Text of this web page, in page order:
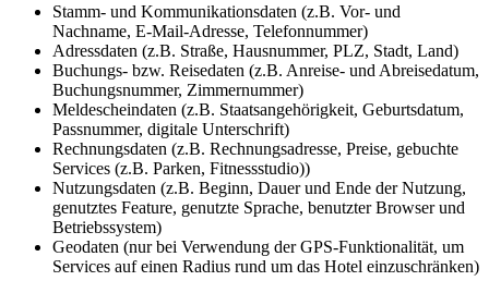
Stamm- und Kommunikationsdaten (z.B. Vor- und
Nachname, E-Mail-Adresse, Telefonnummer)
Adressdaten (z.B. Straße, Hausnummer, PLZ, Stadt, Land)
Buchungs- bzw. Reisedaten (z.B. Anreise- und Abreisedatum,
Buchungsnummer, Zimmernummer)
Meldescheindaten (z.B. Staatsangehörigkeit, Geburtsdatum,
Passnummer, digitale Unterschrift)
Rechnungsdaten (z.B. Rechnungsadresse, Preise, gebuchte
Services (z.B. Parken, Fitnessstudio))
Nutzungsdaten (z.B. Beginn, Dauer und Ende der Nutzung,
genutztes Feature, genutzte Sprache, benutzter Browser und
Betriebssystem)
Geodaten (nur bei Verwendung der GPS-Funktionalität, um
Services auf einen Radius rund um das Hotel einzuschränken)